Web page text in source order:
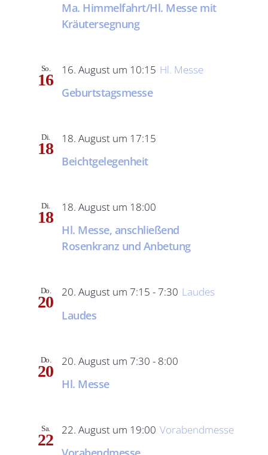
Ma. Himmelfahrt/Hl. Messe mit
Kräutersegnung
So.
16
Geburtstagsmesse
16. August um 10:15 Hl. Messe
Di.
18
Beichtgelegenheit
18. August um 17:15
Di.
18
Hl. Messe, anschließend
Rosenkranz und Anbetung
18. August um 18:00
Do.
20
Laudes
20. August um 7:15 - 7:30 Laudes
Do.
20
Hl. Messe
20. August um 7:30 - 8:00
Sa.
22
22. August um 19:00 Vorabendmesse